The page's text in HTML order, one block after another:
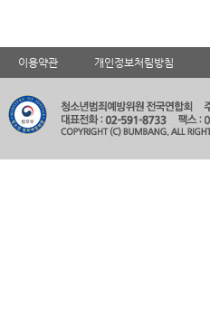
이용약관 개인정보처림방침